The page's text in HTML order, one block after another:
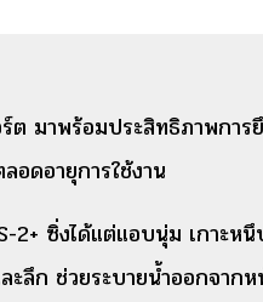
ต มาพร้อมประสิทธิภาพก
อดอายุการใช้งาน
2+ ซิ่งได้แต่แอบนุ่ม เกาะ
ลึก ช่วยระบายน้ำออกจาก